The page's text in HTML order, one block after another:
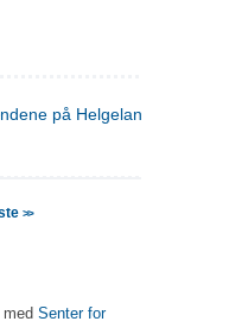
på Helgeland
>>
Senter for